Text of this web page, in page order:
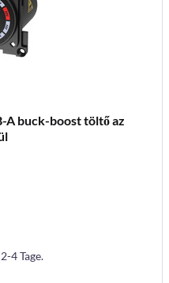
A buck-boost töltő az
4 Tage.